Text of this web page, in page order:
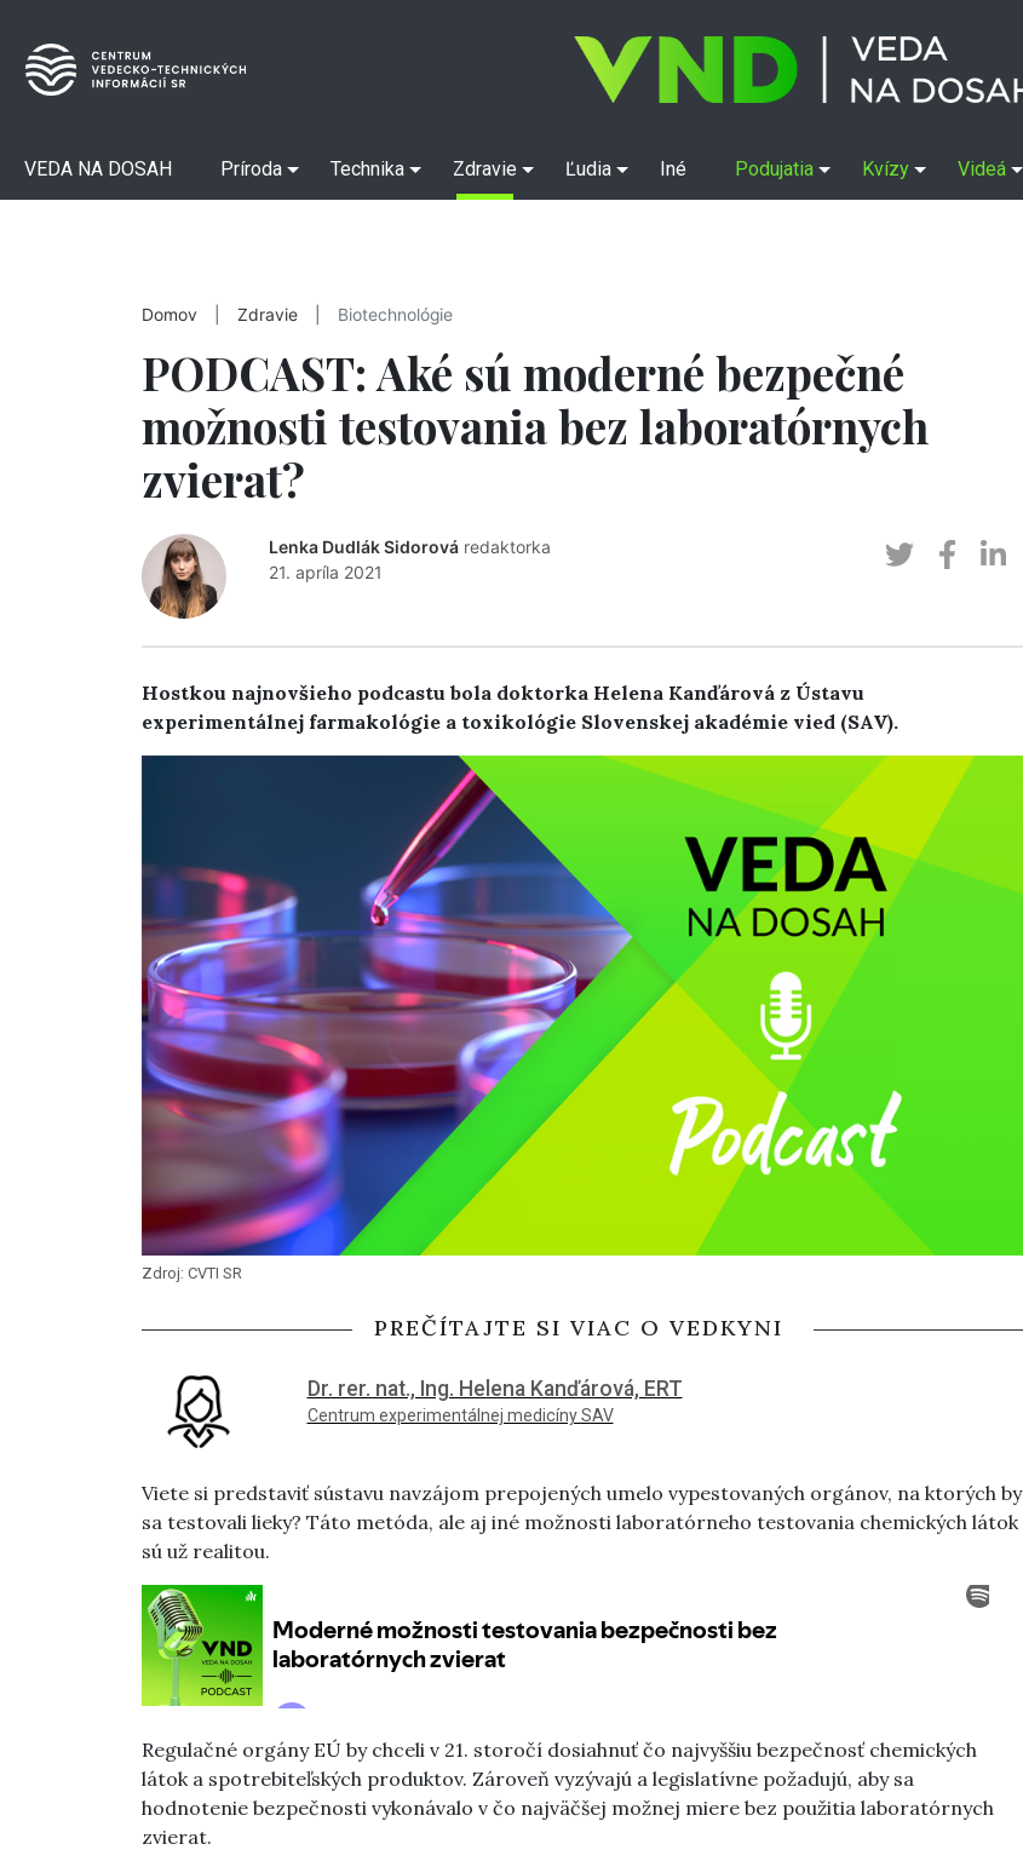
VEDA NA DOSAH Príroda Technika Zdravie Ľudia Iné Podujatia Kvízy Videá
Domov Zdravie Biotechnológie
PODCAST: Aké sú moderné bezpečné
možnosti testovania bez laboratórnych
zvierat?
Lenka Dudlák Sidorová redaktorka
21. apríla 2021
Hostkou najnovšieho podcastu bola doktorka Helena Kanďárová z Ústavu
experimentálnej farmakológie a toxikológie Slovenskej akadémie vied (SAV).
Zdroj: CVTI SR
PREČÍTAJTE SI VIAC O VEDKYNI
Dr. rer. nat., Ing. Helena Kanďárová, ERT
Centrum experimentálnej medicíny SAV
Viete si predstaviť sústavu navzájom prepojených umelo vypestovaných orgánov, na ktorých by
sa testovali lieky? Táto metóda, ale aj iné možnosti laboratórneho testovania chemických látok
sú už realitou.
Regulačné orgány EÚ by chceli v 21. storočí dosiahnuť čo najvyššiu bezpečnosť chemických
látok a spotrebiteľských produktov. Zároveň vyzývajú a legislatívne požadujú, aby sa
hodnotenie bezpečnosti vykonávalo v čo najväčšej možnej miere bez použitia laboratórnych
zvierat.